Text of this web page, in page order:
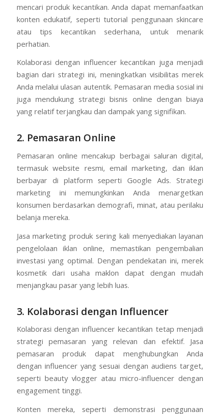
mencari produk kecantikan. Anda dapat memanfaatkan
konten edukatif, seperti tutorial penggunaan skincare
atau tips kecantikan sederhana, untuk menarik
perhatian.
Kolaborasi dengan influencer kecantikan juga menjadi
bagian dari strategi ini, meningkatkan visibilitas merek
Anda melalui ulasan autentik. Pemasaran media sosial ini
juga mendukung strategi bisnis online dengan biaya
yang relatif terjangkau dan dampak yang signifikan.
2. Pemasaran Online
Pemasaran online mencakup berbagai saluran digital,
termasuk website resmi, email marketing, dan iklan
berbayar di platform seperti Google Ads. Strategi
marketing ini memungkinkan Anda menargetkan
konsumen berdasarkan demografi, minat, atau perilaku
belanja mereka.
Jasa marketing produk sering kali menyediakan layanan
pengelolaan iklan online, memastikan pengembalian
investasi yang optimal. Dengan pendekatan ini, merek
kosmetik dari usaha maklon dapat dengan mudah
menjangkau pasar yang lebih luas.
3. Kolaborasi dengan Influencer
Kolaborasi dengan influencer kecantikan tetap menjadi
strategi pemasaran yang relevan dan efektif. Jasa
pemasaran produk dapat menghubungkan Anda
dengan influencer yang sesuai dengan audiens target,
seperti beauty vlogger atau micro-influencer dengan
engagement tinggi.
Konten mereka, seperti demonstrasi penggunaan